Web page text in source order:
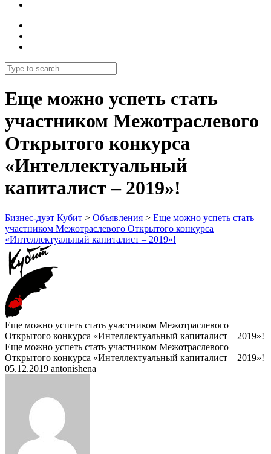
Еще можно успеть стать
участником Межотраслевого
Открытого конкурса
«Интеллектуальный
капиталист – 2019»!
Бизнес-дуэт Кубит > Объявления > Еще можно успеть стать
участником Межотраслевого Открытого конкурса
«Интеллектуальный капиталист – 2019»!
Еще можно успеть стать участником Межотраслевого
Открытого конкурса «Интеллектуальный капиталист – 2019»!
Еще можно успеть стать участником Межотраслевого
Открытого конкурса «Интеллектуальный капиталист – 2019»!
05.12.2019 antonishena